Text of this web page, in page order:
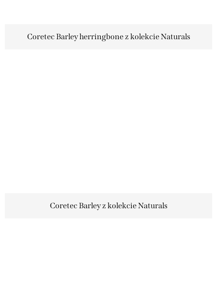
Coretec Barley herringbone z kolekcie Naturals
Coretec Barley z kolekcie Naturals